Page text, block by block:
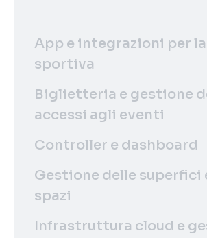
App e integrazioni per
sportiva
Biglietteria e gestione
accessi agli eventi
Controller e dashboard
Gestione delle superfici
spazi
Infrastruttura cloud e